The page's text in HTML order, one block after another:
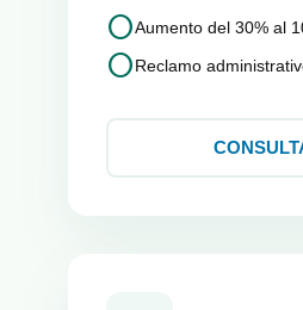
circleAumento del 30% al
circleReclamo